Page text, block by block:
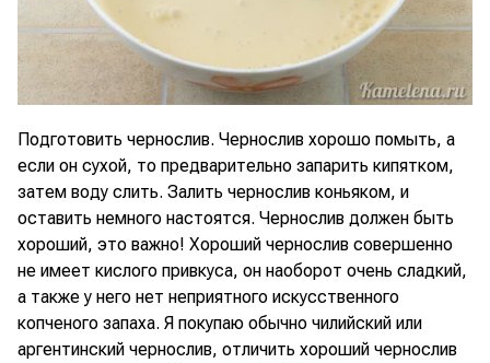
Подготовить чернослив. Чернослив хорошо помыть, а
если он сухой, то предварительно запарить кипятком,
затем воду слить. Залить чернослив коньяком, и
оставить немного настоятся. Чернослив должен быть
хороший, это важно! Хороший чернослив совершенно
не имеет кислого привкуса, он наоборот очень сладкий,
а также у него нет неприятного искусственного
копченого запаха. Я покупаю обычно чилийский или
аргентинский чернослив, отличить хороший чернослив